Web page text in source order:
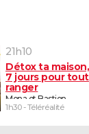
21h10
Détox ta maison,
7 jours pour tout
ranger
Mona et Bastien
1h30 - Téléréalité